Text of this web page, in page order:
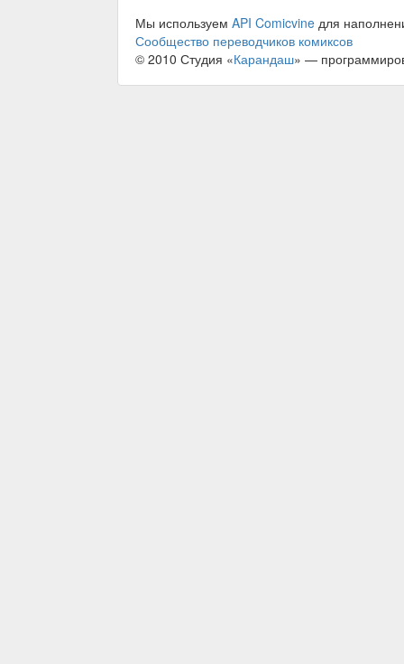
Мы используем API Comicvine для
Сообщество переводчиков комиксов
© 2010 Студия «Карандаш» —